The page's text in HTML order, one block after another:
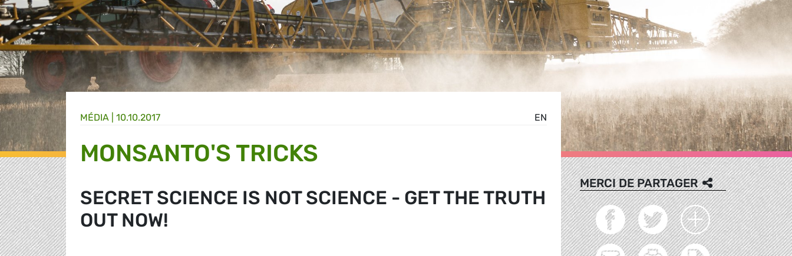
EN
MÉDIA 10.10.2017
MONSANTO'S TRICKS
SECRET SCIENCE IS NOT SCIENCE - GET THE TRUTH
OUT NOW!
MERCI DE PARTAGER